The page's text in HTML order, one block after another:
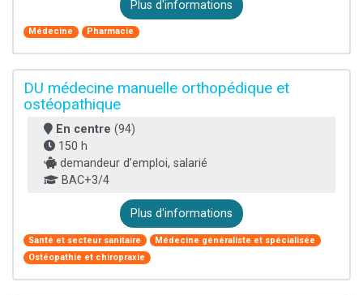
Plus d'informations
Médecine Pharmacie
DU médecine manuelle orthopédique et
ostéopathique
En centre (94)
150 h
demandeur d’emploi, salarié
BAC+3/4
Plus d'informations
Santé et secteur sanitaire
Médecine généraliste et spécialisée
Ostéopathie et chiropraxie